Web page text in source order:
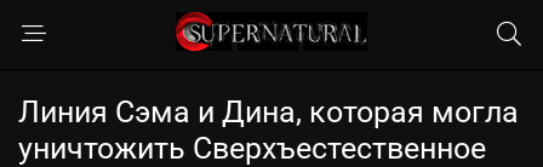
Линия Сэма и Дина, которая могла
уничтожить Сверхъестественное